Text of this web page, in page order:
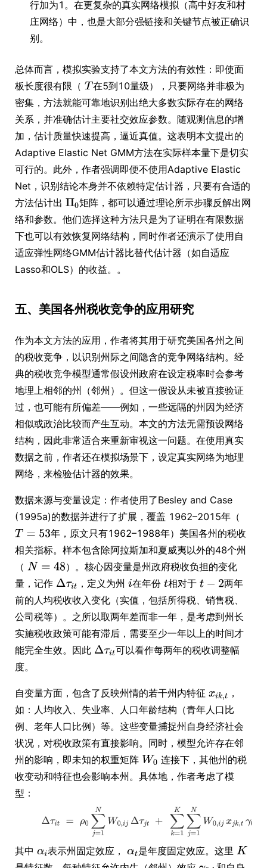
行加为1。在更复杂的真实网络模拟（高中好友和村
庄网络）中，也是大部分强链接和关键节点被正确识
别。
总体而言，模拟实验支持了本文方法的有效性：即使面
板长度很有限（
在5到10量级），只要网络并非极为
密集，方法就能可靠地识别出绝大多数实际存在的网络
关系，并准确估计主要社交效应参数。随观测信息的增
加，估计质量快速提高，逼近真值。这表明本文提出的
Adaptive Elastic Net GMM方法在实际样本量下是切实
可行的。此外，作者强调即便不使用Adaptive Elastic
Net，识别结论本身并不依赖特定估计器，只要有合适的
方法估计出
矩阵，都可以通过理论所示步骤反解出网
络和参数。他们选择这种方法只是为了证明在有限数据
下也可以有效恢复网络结构，同时作者还演示了使用自
适应弹性网络GMM估计器比替代估计器（如自适应
Lasso和OLS）的收益。。
五、美国各州税收竞争的应用研究
作为本文方法的应用，作者将其用于研究美国各州之间
的税收竞争，以识别州际之间隐含的竞争网络结构。经
典的税收竞争模型通常假设州政府在设定税率时会参考
地理上相邻的州（邻州）。但这一假设从未被直接验证
过，也可能有所偏差——例如，一些远隔的州因为经济
相似或政治比较而产生互动。本文的方法无需预设网络
结构，因此非常适合来重新审视这一问题。在使用真实
数据之前，作者还在模拟场景下，设定真实网络为地理
网络，来检验估计器的效果。
数据来源与变量设定：作者使用了Besley and Case
(1995a)的数据并进行了扩展，覆盖 1962–2015年（
年，原文只有1962–1988年）美国各州的税收
相关指标。样本包含除阿拉斯加和夏威夷以外的48个州
（
）。核心因变量是州政府税收负担的变化
量，记作
，定义为州 在年份 相对于
两年
前的人均税收收入变化（实值，包括所得税、销售税、
公司税等）。之所以取两年差而非一年，是考虑到州长
实施税收政策可能有滞后，需要至少一年以上的时间才
能完全生效。因此
可以看作每两年的税收调整幅
度。
自变量方面，包含了反映州情的若干州内特征
，
如：人均收入、失业率、人口年龄结构（青年人口比
例、老年人口比例）等。这些变量捕捉州自身经济社会
状况，对税收政策有直接影响。同时，模型允许存在邻
州的影响，即未知的权重矩阵
连接下，其他州的税
收变动和特征也会影响本州。具体地，作者考虑了模
型：
其中 表示州固定效应，
是年度固定效应。这里